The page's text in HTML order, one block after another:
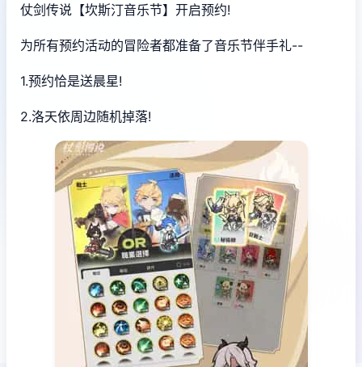
仗剑传说【坎斯汀音乐节】开启预约!
为所有预约活动的冒险者都准备了音乐节伴手礼--
1.预约恰是送晨星!
2.洛天依周边随机掉落!